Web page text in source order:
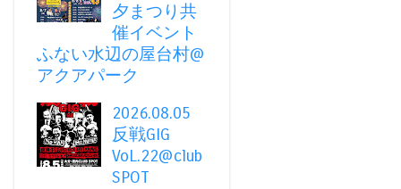
夕まつり共
催イベント
ふない水辺の屋台村@
アクアパーク
2026.08.05
反戦GIG
VoL.22@club
SPOT